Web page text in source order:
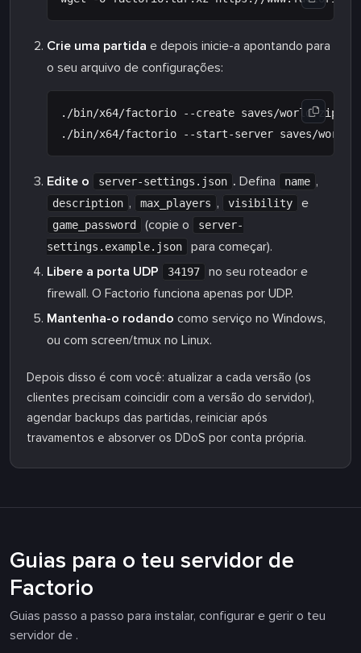
Crie uma partida e depois inicie-a apontando para
o seu arquivo de configurações:
./bin/x64/factorio --create saves/world.zip
Edite o server-settings.json . Defina name ,
description , max_players , visibility e
game_password (copie o
server-
settings.example.json
para começar).
Libere a porta UDP
34197
no seu roteador e
firewall. O Factorio funciona apenas por UDP.
Mantenha-o rodando como serviço no Windows,
ou com screen/tmux no Linux.
Depois disso é com você: atualizar a cada versão (os
clientes precisam coincidir com a versão do servidor),
agendar backups das partidas, reiniciar após
travamentos e absorver os DDoS por conta própria.
Guias para o teu servidor de
Factorio
Guias passo a passo para instalar, configurar e gerir o teu
servidor de .